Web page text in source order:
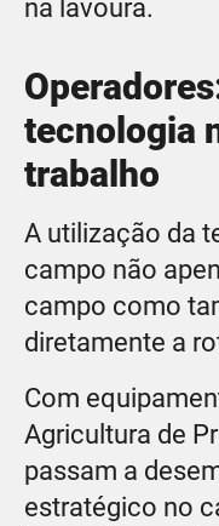
na lavoura.
tecnologia
trabalho
A utilização da
campo não
campo como
diretamente a
Com
Agricultura de
passam a
estratégico no